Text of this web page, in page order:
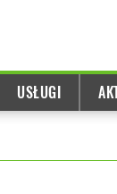
USŁUGI